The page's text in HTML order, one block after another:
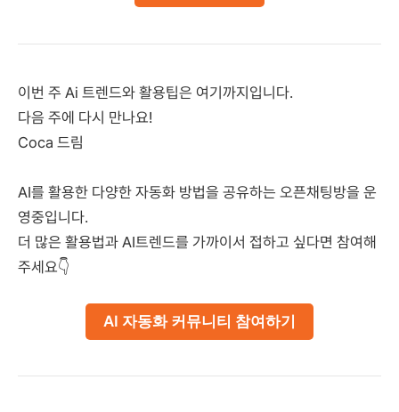
이번 주 Ai 트렌드와 활용팁은 여기까지입니다.
다음 주에 다시 만나요!
Coca 드림
AI를 활용한 다양한 자동화 방법을 공유하는 오픈채팅방을 운
영중입니다.
더 많은 활용법과 AI트렌드를 가까이서 접하고 싶다면 참여해
주세요👇
AI 자동화 커뮤니티 참여하기